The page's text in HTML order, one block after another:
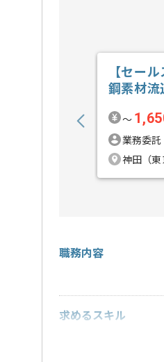
【セー
鋼素材
〜
業務委託
神田（東
職務内容
求めるスキル